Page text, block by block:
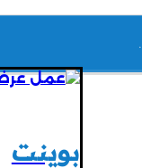
بوينت